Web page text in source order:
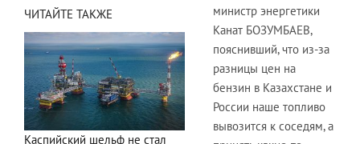
ЧИТАЙТЕ ТАКЖЕ
Каспийский шельф не стал
министр энергетики
Канат БОЗУМБАЕВ,
пояснивший, что из-за
разницы цен на
бензин в Казахстане и
России наше топливо
вывозится к соседям, а